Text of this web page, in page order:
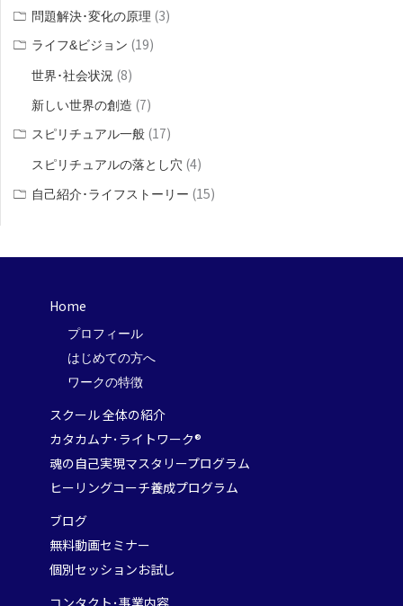
問題解決･変化の原理 (3)
ライフ&ビジョン (19)
世界･社会状況 (8)
新しい世界の創造 (7)
スピリチュアル一般 (17)
スピリチュアルの落とし穴 (4)
自己紹介･ライフストーリー (15)
Home
プロフィール
はじめての方へ
ワークの特徴
スクール 全体の紹介
カタカムナ･ライトワーク®
魂の自己実現マスタリープログラム
ヒーリングコーチ養成プログラム
ブログ
無料動画セミナー
個別セッションお試し